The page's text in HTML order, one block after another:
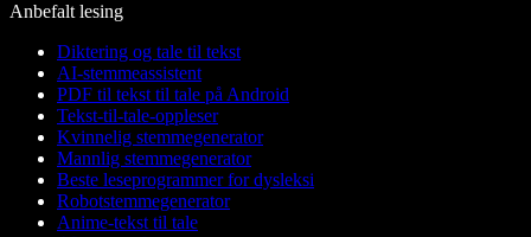
Anbefalt lesing
Diktering og tale til tekst
AI-stemmeassistent
PDF til tekst til tale på Android
Tekst-til-tale-oppleser
Kvinnelig stemmegenerator
Mannlig stemmegenerator
Beste leseprogrammer for dysleksi
Robotstemmegenerator
Anime-tekst til tale